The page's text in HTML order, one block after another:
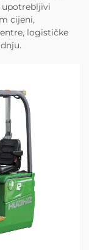
upotrebljivi
cijeni,
logističke